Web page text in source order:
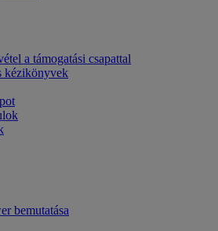
a támogatási csapattal
kézikönyvek
bemutatása